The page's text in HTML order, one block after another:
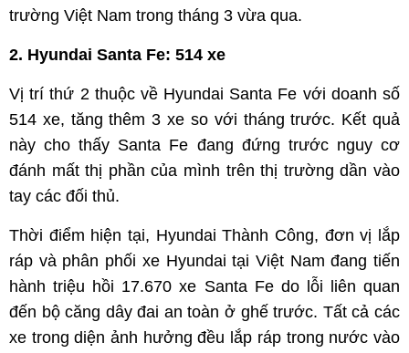
trường Việt Nam trong tháng 3 vừa qua.
2. Hyundai Santa Fe: 514 xe
Vị trí thứ 2 thuộc về Hyundai Santa Fe với doanh số
514 xe, tăng thêm 3 xe so với tháng trước. Kết quả
này cho thấy Santa Fe đang đứng trước nguy cơ
đánh mất thị phần của mình trên thị trường dần vào
tay các đối thủ.
Thời điểm hiện tại, Hyundai Thành Công, đơn vị lắp
ráp và phân phối xe Hyundai tại Việt Nam đang tiến
hành triệu hồi 17.670 xe Santa Fe do lỗi liên quan
đến bộ căng dây đai an toàn ở ghế trước. Tất cả các
xe trong diện ảnh hưởng đều lắp ráp trong nước vào